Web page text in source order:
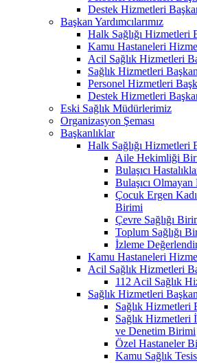
Destek Hizmetleri
Başkan Yardımcılarımız
Halk Sağlığı Hizmetleri
Kamu Hastaneleri
Acil Sağlık Hizmetleri
Sağlık Hizmetleri
Personel Hizmetleri
Destek Hizmetleri
Eski Sağlık Müdürlerimiz
Organizasyon Şeması
Başkanlıklar
Halk Sağlığı Hizmetleri
Aile Hekimliği
Bulaşıcı
Bulaşıcı
Çocuk Ergen
Birimi
Çevre Sağlığı
Toplum Sağlığı
İzleme
Kamu Hastaneleri
Acil Sağlık Hizmetleri
112 Acil Sağlık
Sağlık Hizmetleri
Sağlık Hizmetleri
Sağlık Hizmetleri
ve Denetim Birimi
Özel Hastaneler
Kamu Sağlık